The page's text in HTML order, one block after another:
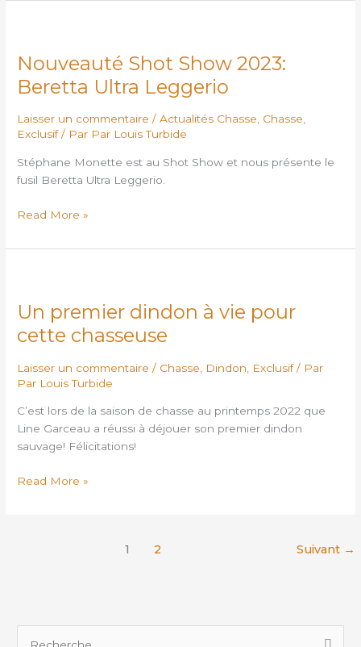
Nouveauté Shot Show 2023:
Beretta Ultra Leggerio
Laisser un commentaire /Actualités Chasse, Chasse,
Exclusif/ Par Par Louis Turbide
Stéphane Monette est au Shot Show et nous présente le
fusil Beretta Ultra Leggerio.
Show
2023:
Beretta
Ultra
Leggerio
Read More »
Un premier dindon à vie pour
cette chasseuse
Laisser un commentaire / Chasse Dindon Exclusif/ Par
Par Louis Turbide
C’est lors de la saison de chasse au printemps 2022 que
Line Garceau a réussi à déjouer son premier dindon
sauvage! Félicitations!
dindon
vie
pour
cette
Read More »
1 2 Suivant →